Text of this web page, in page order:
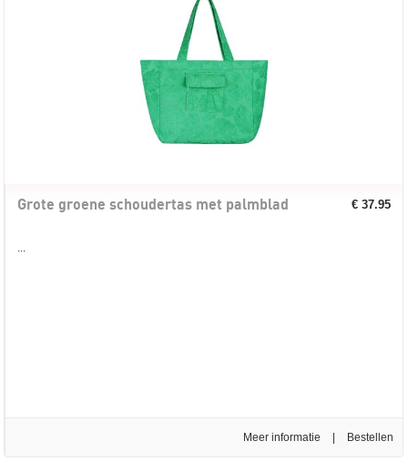
Grote groene schoudertas met palmblad € 37.95
Meer informatie |